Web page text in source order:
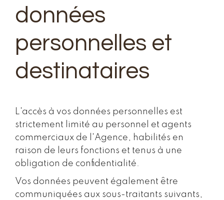
données
personnelles et
destinataires
L'accès à vos données personnelles est
strictement limité au personnel et agents
commerciaux de l'Agence, habilités en
raison de leurs fonctions et tenus à une
obligation de confidentialité.
Vos données peuvent également être
communiquées aux sous-traitants suivants,